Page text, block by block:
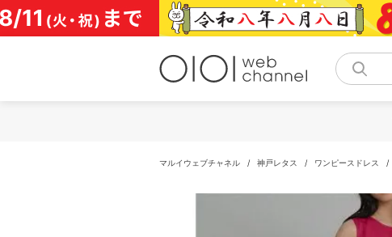
コ
ン
テ
マルイウェブチャネル / 神戸レタス / ワンピースドレス /